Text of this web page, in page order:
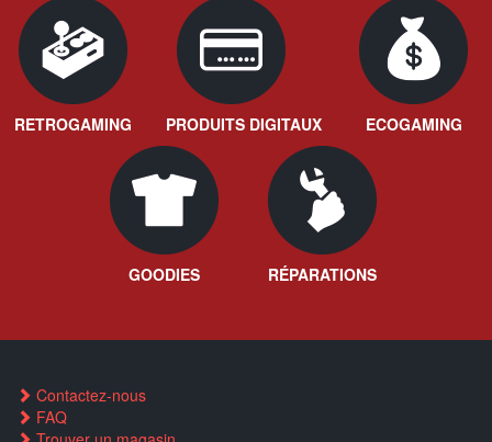
RETROGAMING PRODUITS DIGITAUX ECOGAMING
GOODIES RÉPARATIONS
Contactez-nous
FAQ